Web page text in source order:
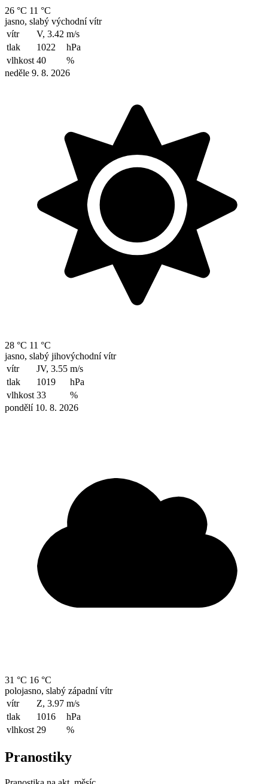
26 °C 11 °C
jasno, slabý východní vítr
vítr
V, 3.42 m/s
tlak
1022
hPa
vlhkost 40
%
neděle 9. 8. 2026
28 °C 11 °C
jasno, slabý jihovýchodní vítr
vítr
JV, 3.55 m/s
tlak
1019
hPa
vlhkost 33
%
pondělí 10. 8. 2026
31 °C 16 °C
polojasno, slabý západní vítr
vítr
Z, 3.97 m/s
tlak
1016
hPa
vlhkost 29 %
Pranostiky